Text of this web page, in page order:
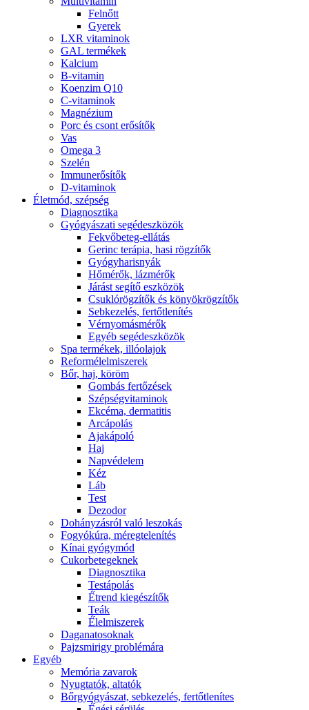
Felnőtt
Gyerek
LXR vitaminok
GAL termékek
Kalcium
B-vitamin
Koenzim Q10
C-vitaminok
Magnézium
Porc és csont erősítők
Vas
Omega 3
Szelén
Immunerősítők
D-vitaminok
Életmód, szépség
Diagnosztika
Gyógyászati segédeszközök
Fekvőbeteg-ellátás
Gerinc terápia, hasi rögzítők
Gyógyharisnyák
Hőmérők, lázmérők
Járást segítő eszközök
Csuklórögzítők és könyökrögzítők
Sebkezelés, fertőtlenítés
Vérnyomásmérők
Egyéb segédeszközök
Spa termékek, illóolajok
Reformélelmiszerek
Bőr, haj, köröm
Gombás fertőzések
Szépségvitaminok
Ekcéma, dermatitis
Arcápolás
Ajakápoló
Haj
Napvédelem
Kéz
Láb
Test
Dezodor
Dohányzásról való leszokás
Fogyókúra, méregtelenítés
Kínai gyógymód
Cukorbetegeknek
Diagnosztika
Testápolás
É́trend kiegészítők
Teák
É́lelmiszerek
Daganatosoknak
Pajzsmirigy problémára
Egyéb
Memória zavarok
Nyugtatók, altatók
Bőrgyógyászat, sebkezelés, fertőtlenítes